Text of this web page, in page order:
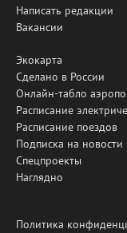
Написать редакции
Вакансии
Экокарта
Сделано в России
Онлайн-табло
Расписание
Расписание поездов
Подписка на новости
Спецпроекты
Наглядно
Политика